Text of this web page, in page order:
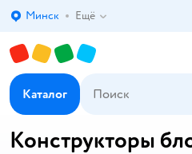
Выбор адреса доставки.
Минск Ещё
Каталог
Конструкторы